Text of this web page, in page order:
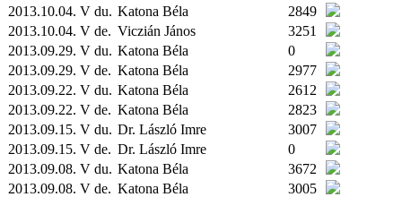
2013.10.04. V du. Katona Béla
2849
2013.10.04. V de. Viczián János
3251
2013.09.29. V du. Katona Béla
0
2013.09.29. V de. Katona Béla
2977
2013.09.22. V du. Katona Béla
2612
2013.09.22. V de. Katona Béla
2823
2013.09.15. V du. Dr. László Imre
3007
2013.09.15. V de. Dr. László Imre
0
2013.09.08. V du. Katona Béla
3672
2013.09.08. V de. Katona Béla
3005